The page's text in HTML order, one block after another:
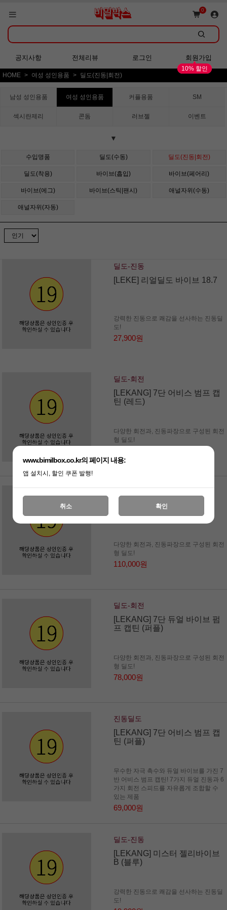
0
회원가입 시 다양한 혜택 증정!
쇼핑몰 GRAND OPEN!
공지사항 전체리뷰 로그인 회원가입
10% 할인
HOME
여성 성인용품 딜도(진동|회전)
남성 성인용품 여성 성인용품 커플용품 SM
섹시란제리 콘돔 러브젤 이벤트
▼
수입명품 딜도(수동) 딜도(진동|회전)
딜도(착용) 바이브(흡입) 바이브(페어리)
바이브(에그) 바이브(스틱|팬시) 애널자위(수동)
애널자위(자동)
딜도-진동
[LEKE] 리얼딜도 바이브 18.7
강력한 진동으로 쾌감을 선사하는 진동딜
도!
27,900원
딜도-회전
[LEKANG] 7단 어비스 범프 캡
틴 (레드)
다양한 회전과, 진동파장으로 구성된 회전
형 딜도!
[GELUO] 스완 히팅 바이브
다양한 회전과, 진동파장으로 구성된 회전
형 딜도!
110,000원
딜도-회전
[LEKANG] 7단 듀얼 바이브 펌
프 캡틴 (퍼플)
다양한 회전과, 진동파장으로 구성된 회전
형 딜도!
78,000원
진동딜도
[LEKANG] 7단 어비스 범프 캡
틴 (퍼플)
무수한 자극 촉수와 듀얼 바이브를 가진 7
반 어비스 범프 캡틴! 7가지 듀얼 진동과 6
가지 회전 스피드를 자유롭게 조합할 수
있는 제품
69,000원
딜도-진동
[LEKANG] 미스터 젤리바이브
B (블루)
강력한 진동으로 쾌감을 선사하는 진동딜
도!
www.bimilbox.co.kr의 페이지 내용:
앱 설치시, 할인 쿠폰 발행!
취소 확인